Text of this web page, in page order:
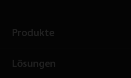
Produkte
Lösungen